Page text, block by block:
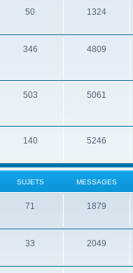
50 1324
346 4809
503 5061
140 5246
SUJETS MESSAGES
71 1879
33 2049